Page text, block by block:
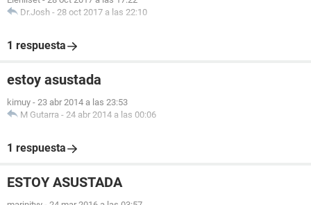
Dr.Josh - 28 oct 2017 a las 22:10
1 respuesta
estoy asustada
kimuy - 23 abr 2014 a las 23:53
M Gutarra - 24 abr 2014 a las 00:06
1 respuesta
ESTOY ASUSTADA